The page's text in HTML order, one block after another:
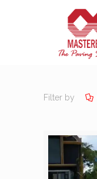
Filter by